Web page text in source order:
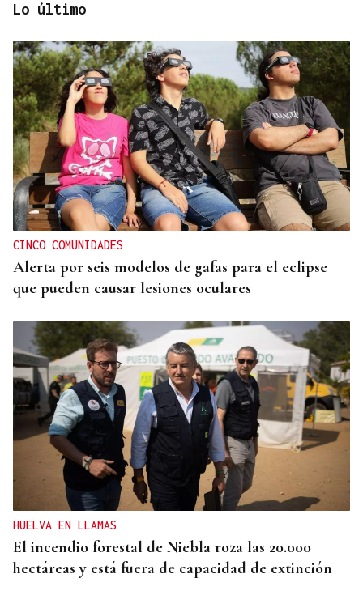
TOMA DE POSESIÓN
De la Espriella toma posesión de su nuevo
gabinete para poner en marcha la "Patria Milagro"
Lo último
CINCO COMUNIDADES
Alerta por seis modelos de gafas para el eclipse
que pueden causar lesiones oculares
HUELVA EN LLAMAS
El incendio forestal de Niebla roza las 20.000
hectáreas y está fuera de capacidad de extinción